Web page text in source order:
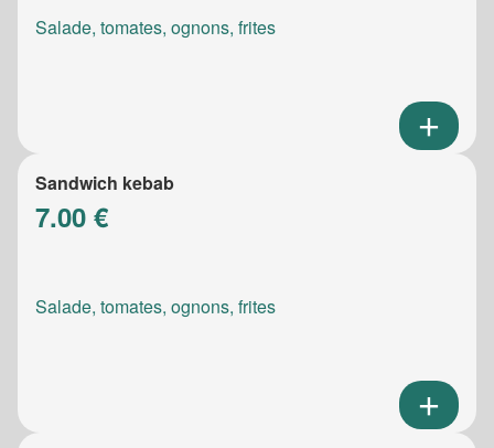
Salade, tomates, ognons, frites
Sandwich kebab
7.00 €
Salade, tomates, ognons, frites